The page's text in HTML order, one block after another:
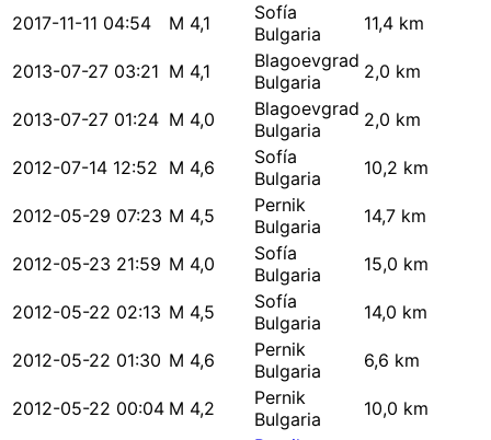
2017-11-11 04:54 M 4,1
Sofía
Bulgaria
11,4 km
2013-07-27 03:21 M 4,1
Blagoevgrad
Bulgaria
2,0 km
2013-07-27 01:24 M 4,0
Blagoevgrad
Bulgaria
2,0 km
2012-07-14 12:52 M 4,6
Sofía
Bulgaria
10,2 km
2012-05-29 07:23 M 4,5
Pernik
Bulgaria
14,7 km
2012-05-23 21:59 M 4,0
Sofía
Bulgaria
15,0 km
2012-05-22 02:13 M 4,5
Sofía
Bulgaria
14,0 km
2012-05-22 01:30 M 4,6
Pernik
Bulgaria
6,6 km
2012-05-22 00:04 M 4,2
Pernik
Bulgaria
10,0 km